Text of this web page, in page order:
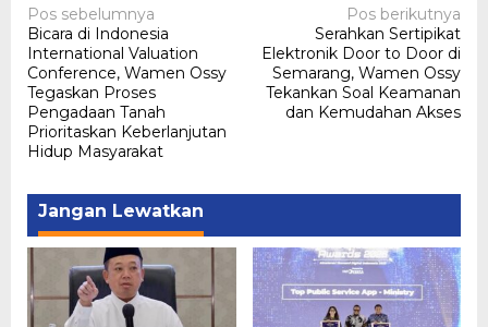
Navigasi
pos
Pos sebelumnya
Bicara di Indonesia
International Valuation
Conference, Wamen Ossy
Tegaskan Proses
Pengadaan Tanah
Prioritaskan Keberlanjutan
Hidup Masyarakat
Pos berikutnya
Serahkan Sertipikat
Elektronik Door to Door di
Semarang, Wamen Ossy
Tekankan Soal Keamanan
dan Kemudahan Akses
Jangan Lewatkan